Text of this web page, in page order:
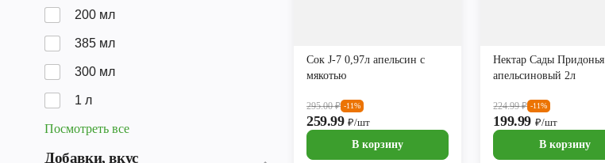
200 мл
385 мл
300 мл
1 л
Посмотреть все
Добавки, вкус
Сок J-7 0,97л апельсин с
мякотью
295.00₽ -11%
259.99₽/шт
В корзину
Нектар Сады Придонья
апельсиновый 2л
224.99₽ -11%
199.99 ₽/шт
В корзину